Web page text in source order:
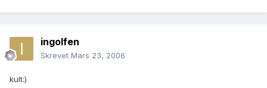
ingolfen
Skrevet Mars 23, 2006
kult:)